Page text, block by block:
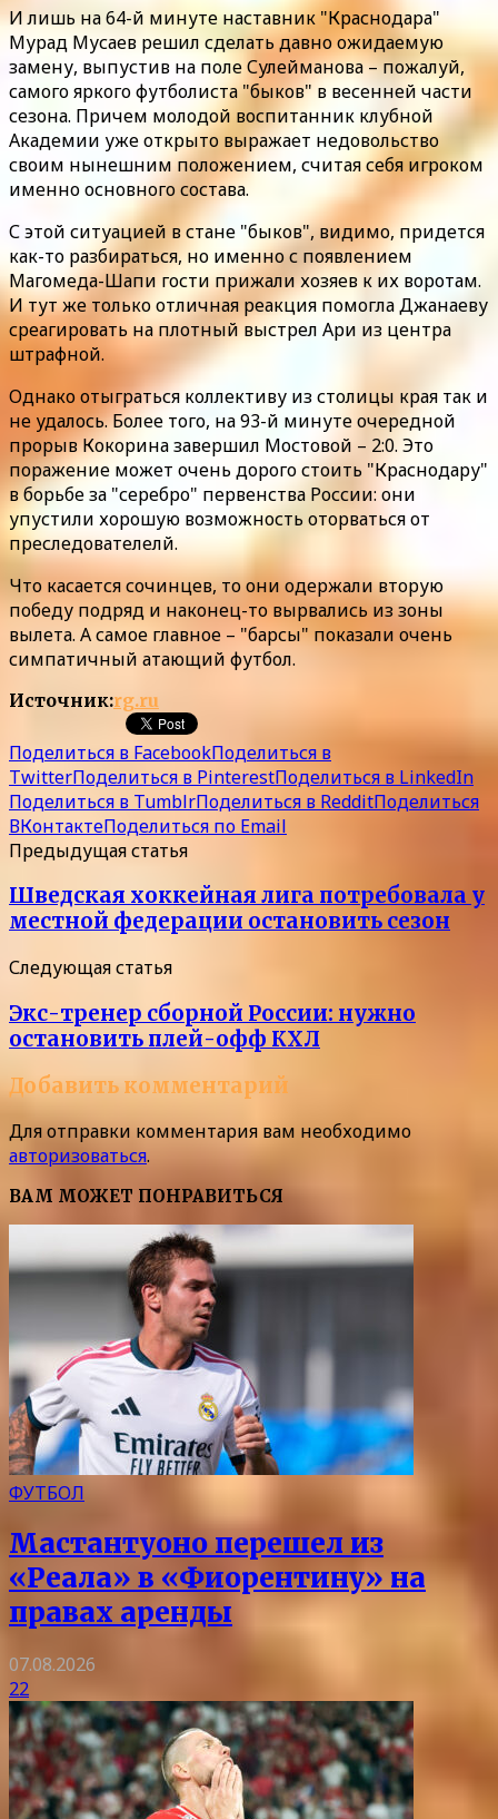
И лишь на 64-й минуте наставник "Краснодара"
Мурад Мусаев решил сделать давно ожидаемую
замену, выпустив на поле Сулейманова – пожалуй,
самого яркого футболиста "быков" в весенней части
сезона. Причем молодой воспитанник клубной
Академии уже открыто выражает недовольство
своим нынешним положением, считая себя игроком
именно основного состава.
С этой ситуацией в стане "быков", видимо, придется
как-то разбираться, но именно с появлением
Магомеда-Шапи гости прижали хозяев к их воротам.
И тут же только отличная реакция помогла Джанаеву
среагировать на плотный выстрел Ари из центра
штрафной.
Однако отыграться коллективу из столицы края так и
не удалось. Более того, на 93-й минуте очередной
прорыв Кокорина завершил Мостовой – 2:0. Это
поражение может очень дорого стоить "Краснодару"
в борьбе за "серебро" первенства России: они
упустили хорошую возможность оторваться от
преследователелй.
Что касается сочинцев, то они одержали вторую
победу подряд и наконец-то вырвались из зоны
вылета. А самое главное – "барсы" показали очень
симпатичный атающий футбол.
Источник:rg.ru
Поделиться в FacebookПоделиться в
TwitterПоделиться в PinterestПоделиться в LinkedIn
Поделиться в TumblrПоделиться в RedditПоделиться
ВКонтактеПоделиться по Email
Предыдущая статья
Шведская хоккейная лига потребовала у
местной федерации остановить сезон
Следующая статья
Экс-тренер сборной России: нужно
остановить плей-офф КХЛ
Добавить комментарий
Для отправки комментария вам необходимо
авторизоваться.
ВАМ МОЖЕТ ПОНРАВИТЬСЯ
ФУТБОЛ
Мастантуоно перешел из
«Реала» в «Фиорентину» на
правах аренды
07.08.2026
22